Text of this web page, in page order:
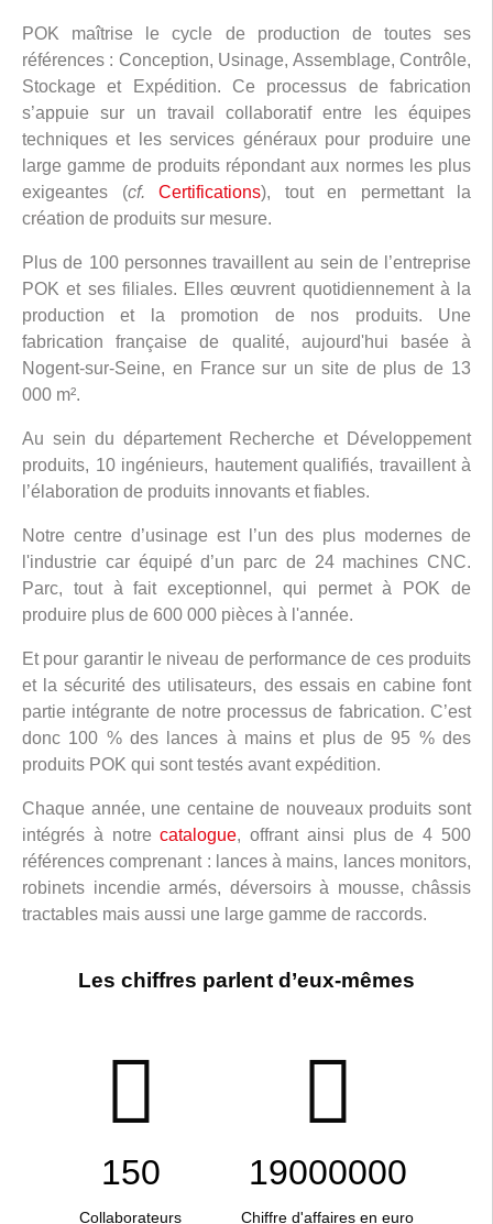
POK maîtrise le cycle de production de toutes ses
références : Conception, Usinage, Assemblage, Contrôle,
Stockage et Expédition. Ce processus de fabrication
s’appuie sur un travail collaboratif entre les équipes
techniques et les services généraux pour produire une
large gamme de produits répondant aux normes les plus
exigeantes (cf. Certifications), tout en permettant la
création de produits sur mesure.
Plus de 100 personnes travaillent au sein de l’entreprise
POK et ses filiales. Elles œuvrent quotidiennement à la
production et la promotion de nos produits. Une
fabrication française de qualité, aujourd'hui basée à
Nogent-sur-Seine, en France sur un site de plus de 13
000 m².
Au sein du département Recherche et Développement
produits, 10 ingénieurs, hautement qualifiés, travaillent à
l’élaboration de produits innovants et fiables.
Notre centre d’usinage est l’un des plus modernes de
l'industrie car équipé d’un parc de 24 machines CNC.
Parc, tout à fait exceptionnel, qui permet à POK de
produire plus de 600 000 pièces à l'année.
Et pour garantir le niveau de performance de ces produits
et la sécurité des utilisateurs, des essais en cabine font
partie intégrante de notre processus de fabrication. C’est
donc 100 % des lances à mains et plus de 95 % des
produits POK qui sont testés avant expédition.
Chaque année, une centaine de nouveaux produits sont
intégrés à notrecatalogue, offrant ainsi plus de 4 500
références comprenant : lances à mains, lances monitors,
robinets incendie armés, déversoirs à mousse, châssis
tractables mais aussi une large gamme de raccords.
Les chiffres parlent d’eux-mêmes
150
Collaborateurs
19000000
Chiffre d'affaires en euro